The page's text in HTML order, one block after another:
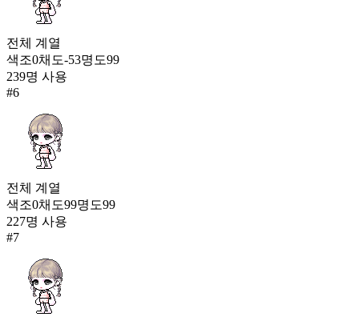
전체 계열
색조0채도-53명도99
239명 사용
#6
전체 계열
색조0채도99명도99
227명 사용
#7